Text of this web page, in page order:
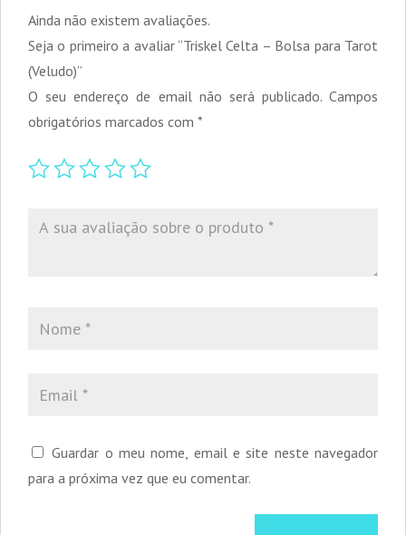
Ainda não existem avaliações.
Seja o primeiro a avaliar “Triskel Celta – Bolsa para Tarot
(Veludo)”
O seu endereço de email não será publicado. Campos
obrigatórios marcados com *
Guardar o meu nome, email e site neste navegador
para a próxima vez que eu comentar.